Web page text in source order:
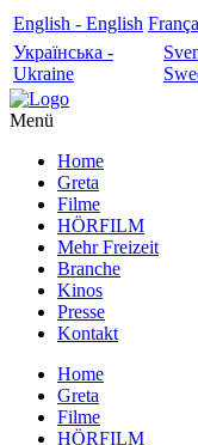
English - English
Українська -
Ukraine
Menü
Home
Greta
Filme
HÖRFILM
Mehr Freizeit
Branche
Kinos
Presse
Kontakt
Home
Greta
Filme
HÖRFILM